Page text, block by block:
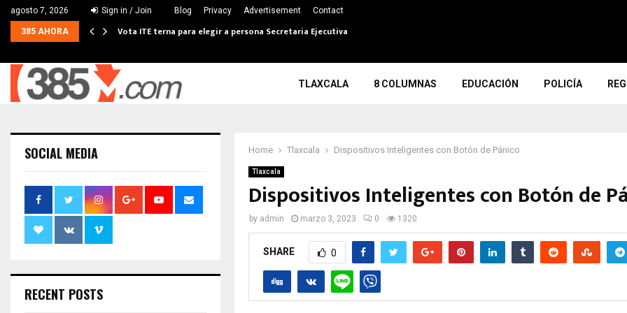
agosto 7, 2026 Sign in / Join Blog Privacy Advertisement Contact
385 AHORA Vota ITE terna para elegir a persona Secretaria Ejecutiva
TLAXCALA 8 COLUMNAS EDUCACIÓN POLICÍA
Home Tlaxcala Dispositivos Inteligentes con Botón de Pánico
Tlaxcala
Dispositivos Inteligentes con Botón de
by admin marzo 3, 2023 0 1320
SHARE 0
SOCIAL MEDIA
RECENT POSTS